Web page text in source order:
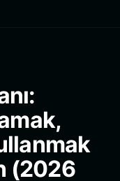
(2026